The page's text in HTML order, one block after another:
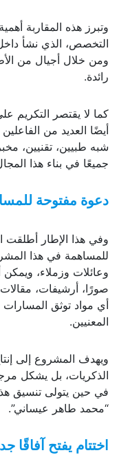
وتبرز هذه المقاربة
التخصص، الذي نشأ
ومن خلال أجيال من
رائدة.
كما لا يقتصر التكريم
أيضًا العديد من
شبه طبيين، تقنيين،
جميعًا في بناء هذا
دعوة مفتوحة
وفي هذا الإطار أطلقت
للمساهمة في هذا
وعائلات وزملاء،
صورًا، أرشيفات، مقالات
أي مواد توثق المسارات
المعنيين.
ويهدف المشروع إلى
الذكريات، بل يشكل
في حين يتولى تنسيق
“محمد طاهر عيساني”.
اختتام يفتح آفاقًا